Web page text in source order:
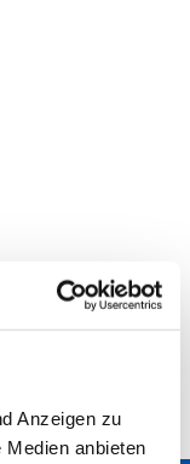
Anzeigen zu
anbieten